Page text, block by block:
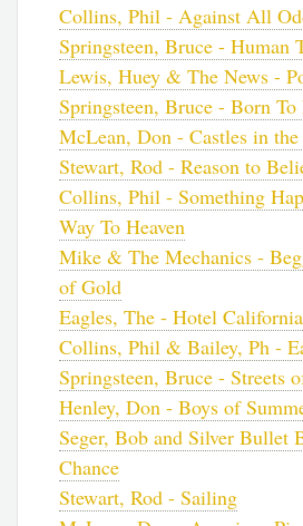
Collins, Phil - Against All
Springsteen, Bruce - Human
Lewis, Huey & The News -
Springsteen, Bruce - Born To
McLean, Don - Castles in
Stewart, Rod - Reason to
Collins, Phil - Something
Way To Heaven
Mike & The Mechanics -
of Gold
Eagles, The - Hotel California
Collins, Phil & Bailey, Ph -
Springsteen, Bruce - Streets
Henley, Don - Boys of
Seger, Bob and Silver Bullet
Chance
Stewart, Rod - Sailing